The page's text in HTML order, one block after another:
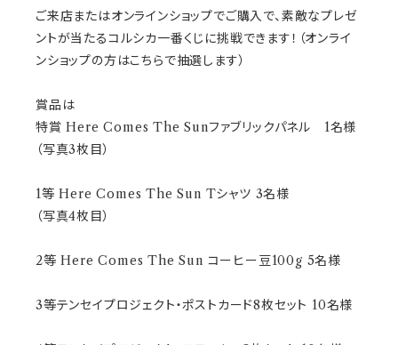
ご来店またはオンラインショップでご購入で、素敵なプレゼ
ントが当たるコルシカ一番くじに挑戦できます！（オンライ
ンショップの方はこちらで抽選します）
賞品は
特賞 Here Comes The Sunファブリックパネル 1名様
（写真3枚目）
1等 Here Comes The Sun Tシャツ 3名様
（写真4枚目）
2等 Here Comes The Sun コーヒー豆100g 5名様
3等テンセイプロジェクト・ポストカード8枚セット 10名様